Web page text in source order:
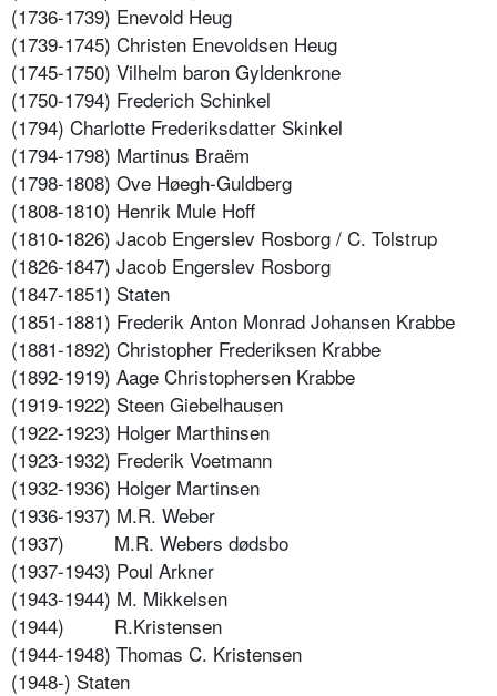
(1736-1739) Enevold Heug
(1739-1745) Christen Enevoldsen Heug
(1745-1750) Vilhelm baron Gyldenkrone
(1750-1794) Frederich Schinkel
(1794) Charlotte Frederiksdatter Skinkel
(1794-1798) Martinus Braëm
(1798-1808) Ove Høegh-Guldberg
(1808-1810) Henrik Mule Hoff
(1810-1826) Jacob Engerslev Rosborg / C. Tolstrup
(1826-1847) Jacob Engerslev Rosborg
(1847-1851) Staten
(1851-1881) Frederik Anton Monrad Johansen Krabbe
(1881-1892) Christopher Frederiksen Krabbe
(1892-1919) Aage Christophersen Krabbe
(1919-1922) Steen Giebelhausen
(1922-1923) Holger Marthinsen
(1923-1932) Frederik Voetmann
(1932-1936) Holger Martinsen
(1936-1937) M.R. Weber
(1937)
M.R. Webers dødsbo
(1937-1943) Poul Arkner
(1943-1944) M. Mikkelsen
(1944)
R.Kristensen
(1944-1948) Thomas C. Kristensen
(1948-) Staten